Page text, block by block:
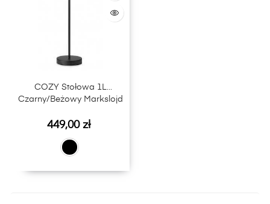
COZY Stołowa 1L
Czarny/Beżowy Markslojd
Cena
449,00 zł